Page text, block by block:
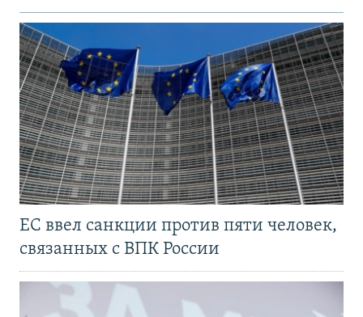
ЕС ввел санкции против пяти человек,
связанных с ВПК России